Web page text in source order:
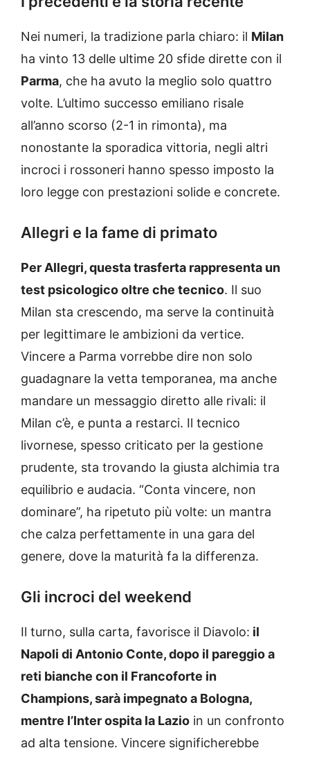
Nei numeri, la tradizione parla chiaro: il Milan
ha vinto 13 delle ultime 20 sfide dirette con il
Parma, che ha avuto la meglio solo quattro
volte. L’ultimo successo emiliano risale
all’anno scorso (2-1 in rimonta), ma
nonostante la sporadica vittoria, negli altri
incroci i rossoneri hanno spesso imposto la
loro legge con prestazioni solide e concrete.
Allegri e la fame di primato
Per Allegri, questa trasferta rappresenta un
test psicologico oltre che tecnico. Il suo
Milan sta crescendo, ma serve la continuità
per legittimare le ambizioni da vertice.
Vincere a Parma vorrebbe dire non solo
guadagnare la vetta temporanea, ma anche
mandare un messaggio diretto alle rivali: il
Milan c’è, e punta a restarci. Il tecnico
livornese, spesso criticato per la gestione
prudente, sta trovando la giusta alchimia tra
equilibrio e audacia. “Conta vincere, non
dominare”, ha ripetuto più volte: un mantra
che calza perfettamente in una gara del
genere, dove la maturità fa la differenza.
Gli incroci del weekend
Il turno, sulla carta, favorisce il Diavolo: il
Napoli di Antonio Conte, dopo il pareggio a
reti bianche con il Francoforte in
Champions, sarà impegnato a Bologna,
mentre l’Inter ospita la Lazio in un confronto
ad alta tensione. Vincere significherebbe